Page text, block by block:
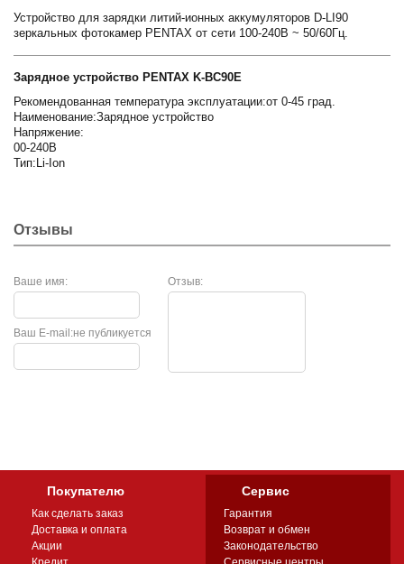
Устройство для зарядки литий-ионных аккумуляторов D-LI90
зеркальных фотокамер PENTAX от сети 100-240В ~ 50/60Гц.
Зарядное устройство PENTAX K-BC90E
Рекомендованная температура эксплуатации:от 0-45 град.
Наименование:Зарядное устройство
Напряжение:
00-240В
Тип:Li-Ion
Отзывы
Ваше имя: Отзыв:
не публикуется
Ваш E-mail:
Покупателю
Как сделать заказ
Доставка и оплата
Акции
Сервис
Гарантия
Возврат и обмен
Законодательство